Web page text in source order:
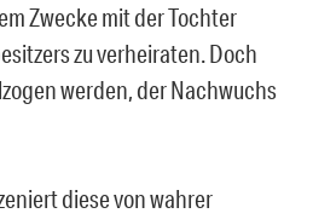
Zwecke mit der Tochter
zu verheiraten. Doch
werden, der Nachwuchs
diese von wahrer